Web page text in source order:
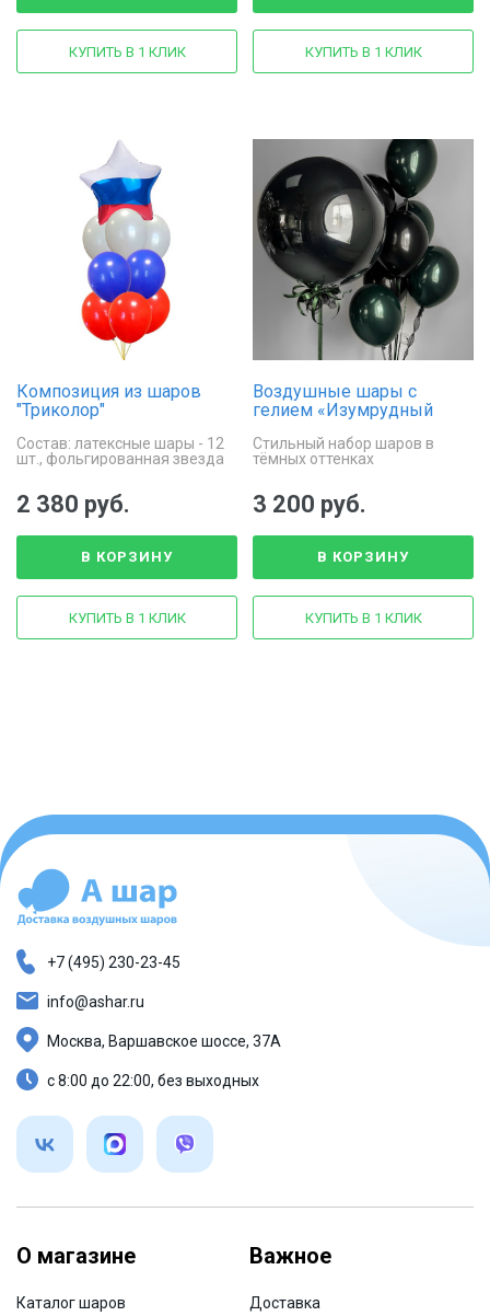
КУПИТЬ В 1 КЛИК КУПИТЬ В 1 КЛИК
Композиция из шаров
"Триколор"
Состав: латексные шары - 12
шт., фольгированная звезда
2 380 руб.
В КОРЗИНУ
КУПИТЬ В 1 КЛИК
Воздушные шары с
гелием «Изумрудный
Стильный набор шаров в
тёмных оттенках
3 200 руб.
В КОРЗИНУ
КУПИТЬ В 1 КЛИК
О магазине
Каталог шаров
Важное
Доставка
+7 (495) 230-23-45
info@ashar.ru
Москва, Варшавское шоссе, 37А
с 8:00 до 22:00, без выходных